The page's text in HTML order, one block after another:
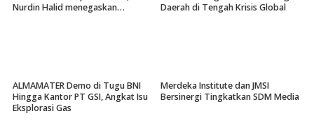
Nurdin Halid menegaskan
Daerah di Tengah Krisis Global
ALMAMATER Demo di Tugu BNI
Hingga Kantor PT GSI, Angkat Isu
Eksplorasi Gas
Merdeka Institute dan JMSI
Bersinergi Tingkatkan SDM Media